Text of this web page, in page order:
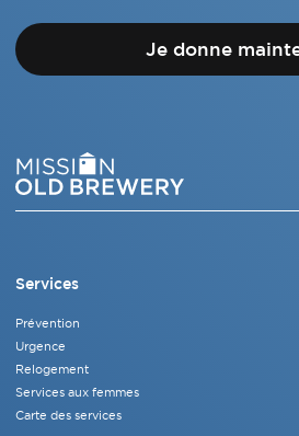
Je donne
Services
Prévention
Urgence
Relogement
Services aux femmes
Carte des services